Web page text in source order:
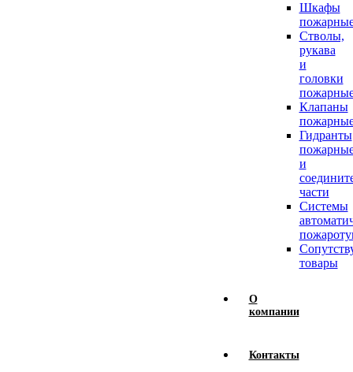
Шкафы
Стволы,
рукава
и
головки
Клапаны
Гидранты
и
части
Системы
товары
О
компании
Контакты